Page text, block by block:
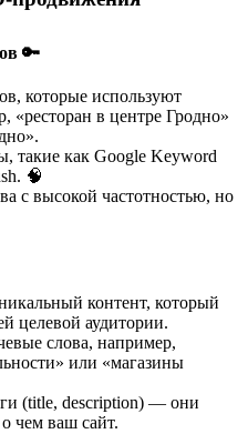
🔑
которые используют
в центре Гродно»
такие как Google Keyword
🧠
с высокой частотностью, но
контент, который
целевой аудитории.
слова, например,
или «магазины
(title, description) — они
чем ваш сайт.